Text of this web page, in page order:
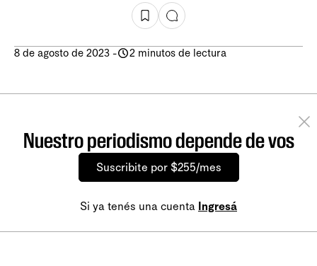
8 de agosto de 2023 - 2 minutos de lectura
Nuestro periodismo depende de vos
Suscribite por $255/mes
Si ya tenés una cuenta Ingresá